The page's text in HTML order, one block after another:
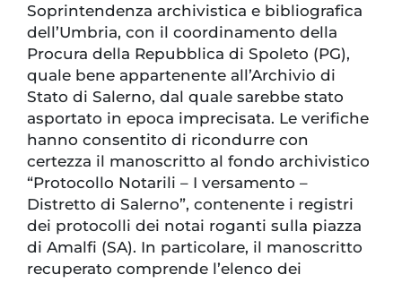
Soprintendenza archivistica e bibliografica
dell’Umbria, con il coordinamento della
Procura della Repubblica di Spoleto (PG),
quale bene appartenente all’Archivio di
Stato di Salerno, dal quale sarebbe stato
asportato in epoca imprecisata. Le verifiche
hanno consentito di ricondurre con
certezza il manoscritto al fondo archivistico
“Protocollo Notarili – I versamento –
Distretto di Salerno”, contenente i registri
dei protocolli dei notai roganti sulla piazza
di Amalfi (SA). In particolare, il manoscritto
recuperato comprende l’elenco dei